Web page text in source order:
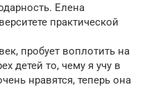
Елена
практической
пробует воплотить на
детей то, чему я учу в
нравятся, теперь она